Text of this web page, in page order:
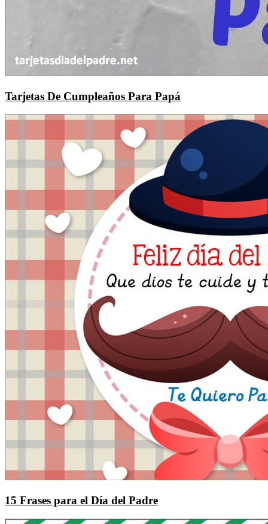
Tarjetas De Cumpleaños Para Papá
15 Frases para el Día del Padre